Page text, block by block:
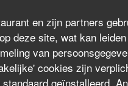
en zijn partners
deze site, wat kan
van
cookies zijn
standaard geïnstalleerd.
tafel
gehouden*